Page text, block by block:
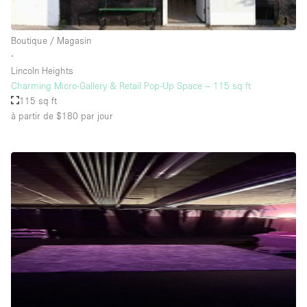
Salle de Bain
Smoking Area
Style Haussmannien
Style Industriel
Surface Habitable
Système de sécurité
Terrace
Water Access
Éclairage
Boutique / Magasin
∙
Lincoln Heights
Charming Micro-Gallery & Retail Pop-Up Space – 115 sq ft
115 sq ft
à partir de $180 par jour